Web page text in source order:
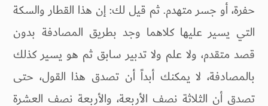
حفرة، أو جسر متهدم. ثم قيل لك: إن هذا القطار والسكة
التي يسير عليها كلاهما وجد بطريق المصادفة بدون
قصد متقدم، ولا علم ولا تدبير سابق ثم هو يسير كذلك
بالمصادفة، لا يمكنك أبداً أن تصدق هذا القول، حتى
تصدق أن الثلاثة نصف الأربعة، والأربعة نصف العشرة